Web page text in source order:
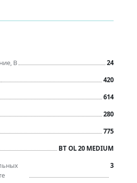
В
24
420
614
280
775
BT OL 20 MEDIUM
3